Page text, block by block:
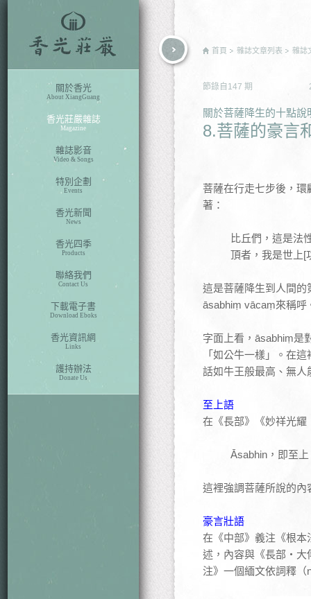
關於香光
About XiangGuang
香光莊嚴雜誌
Magazine
雜誌影音
Video & Songs
特別企劃
Events
香光新聞
News
香光四季
Products
聯絡我們
Contact Us
下載電子書
Download Eboks
香光資訊網
Links
護持辦法
Donate Us
首頁 雜誌文章列表 雜誌
節錄自 147 期
關於菩薩降生的十點說
8.菩薩的豪言
菩薩在行走七步後，環
著：
比丘們，這是法
頂者，我是世上[
這是菩薩降生到人間
āsabhiṃ vācaṃ來稱呼
字面上看，āsabhiṃ是
「如公牛一樣」。在
話如牛王般最高、無人
至上語
在《長部》《妙祥光耀
Āsabhin，即至上
這裡強調菩薩所說的
豪言壯語
在《中部》義注《根本
述，內容與《長部・大
注》一個緬文依詞釋